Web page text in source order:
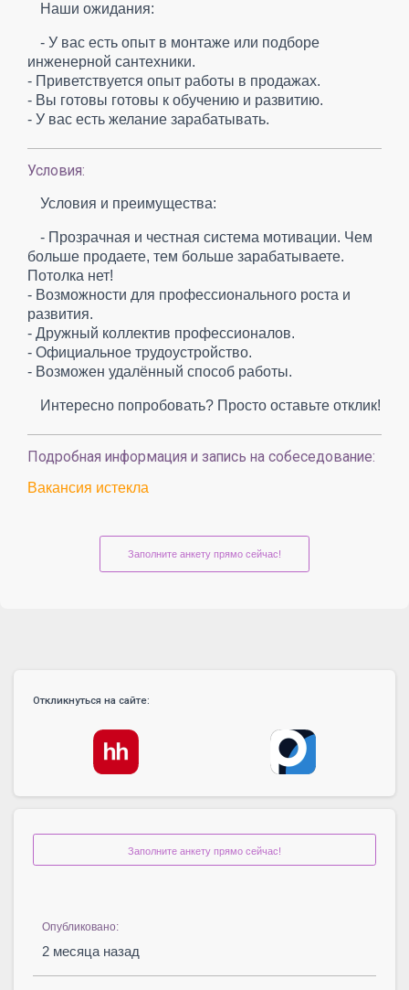
Наши ожидания:
- У вас есть опыт в монтаже или подборе
инженерной сантехники.
- Приветствуется опыт работы в продажах.
- Вы готовы готовы к обучению и развитию.
- У вас есть желание зарабатывать.
Условия:
Условия и преимущества:
- Прозрачная и честная система мотивации. Чем
больше продаете, тем больше зарабатываете.
Потолка нет!
- Возможности для профессионального роста и
развития.
- Дружный коллектив профессионалов.
- Официальное трудоустройство.
- Возможен удалённый способ работы.
Интересно попробовать? Просто оставьте отклик!
Подробная информация и запись на собеседование:
Вакансия истекла
Заполните анкету прямо сейчас!
Откликнуться на сайте:
Заполните анкету прямо сейчас!
Опубликовано:
2 месяца назад